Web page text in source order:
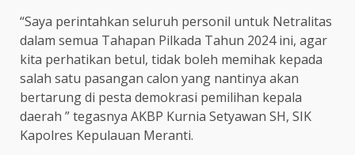
“Saya perintahkan seluruh personil untuk Netralitas
dalam semua Tahapan Pilkada Tahun 2024 ini, agar
kita perhatikan betul, tidak boleh memihak kepada
salah satu pasangan calon yang nantinya akan
bertarung di pesta demokrasi pemilihan kepala
daerah ” tegasnya AKBP Kurnia Setyawan SH, SIK
Kapolres Kepulauan Meranti.